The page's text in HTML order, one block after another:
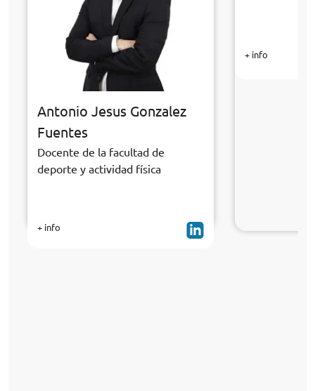
Antonio Jesus Gonzalez
Fuentes
Docente de la facultad de
deporte y actividad física
+ info
+ info